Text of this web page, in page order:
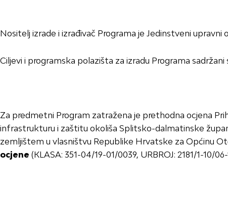
Nositelj izrade i izrađivač Programa je Jedinstveni upravni
Ciljevi i programska polazišta za izradu Programa
Za predmetni Program zatražena je prethodna ocjena
infrastrukturu i zaštitu okoliša Splitsko-dalmatinske
zemljištem u vlasništvu Republike Hrvatske za Općinu
ocjene (KLASA: 351-04/19-01/0039, URBROJ: 2181/1-10/